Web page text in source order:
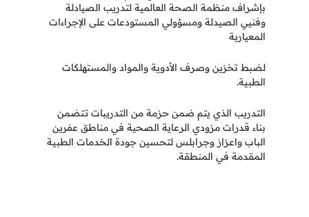
بإشراف منظمة الصحة العالمية لتدريب الصيادلة
وفنيي الصيدلة ومسؤولي المستودعات على الإجراءات
المعيارية
لضبط تخزين وصرف الأدوية والمواد والمستهلكات
الطبية.
التدريب الذي يتم ضمن حزمة من التدريبات تتضمن
بناء قدرات مزودي الرعاية الصحية في مناطق عفرين
الباب واعزاز وجرابلس لتحسين جودة الخدمات الطبية
المقدمة في المنطقة.